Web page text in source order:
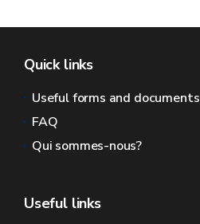
Quick links
Useful forms and documents
FAQ
Qui sommes-nous?
Useful links